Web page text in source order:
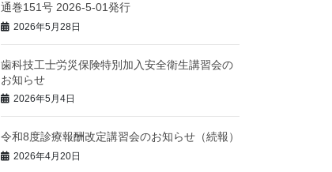
通巻151号 2026-5-01発行
2026年5月28日
歯科技工士労災保険特別加入安全衛生講習会の
お知らせ
2026年5月4日
令和8度診療報酬改定講習会のお知らせ（続報）
2026年4月20日